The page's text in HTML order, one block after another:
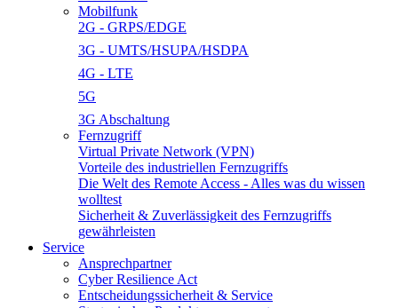
Mobilfunk
2G - GRPS/EDGE
3G - UMTS/HSUPA/HSDPA
4G - LTE
5G
3G Abschaltung
Fernzugriff
Virtual Private Network (VPN)
Vorteile des industriellen Fernzugriffs
Die Welt des Remote Access - Alles was du wissen
wolltest
Sicherheit & Zuverlässigkeit des Fernzugriffs
gewährleisten
Service
Ansprechpartner
Cyber Resilience Act
Entscheidungssicherheit & Service